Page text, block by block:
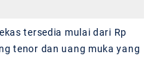
tersedia mulai dari Rp
tenor dan uang muka yang